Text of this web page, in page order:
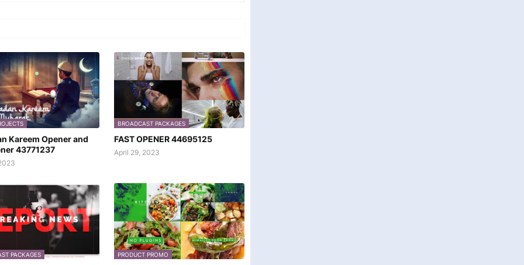
Kareem Opener and
43771237
BROADCAST PACKAGES
FAST OPENER 44695125
April 29, 2023
PACKAGES PRODUCT PROMO